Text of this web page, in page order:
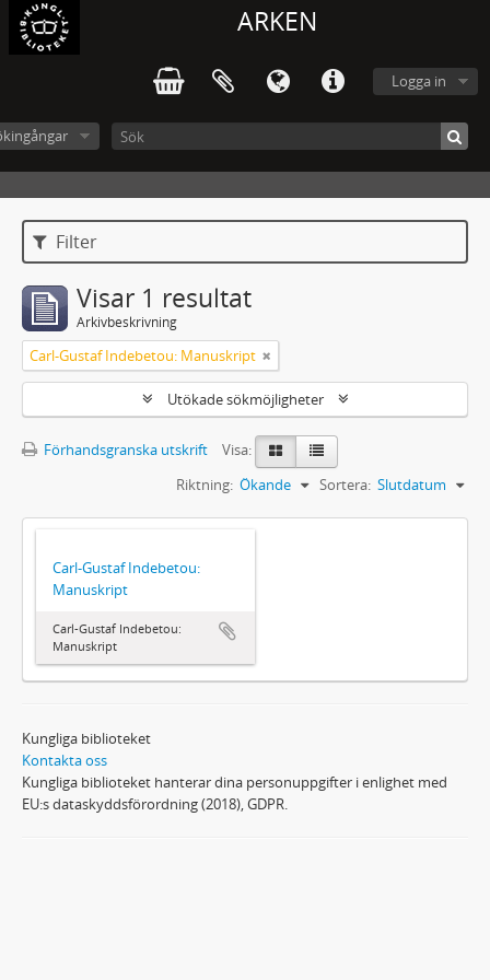
ARKEN
Logga in
Filter
Visar 1 resultat
Arkivbeskrivning
Carl-Gustaf Indebetou: Manuskript
Utökade sökmöjligheter
Förhandsgranska utskrift
Visa:
Sortera: Slutdatum
Riktning: Ökande
Carl-Gustaf Indebetou:
Manuskript
Carl-Gustaf Indebetou:
Manuskript
Kungliga biblioteket
Kontakta oss
Kungliga biblioteket hanterar dina personuppgifter i enlighet med
EU:s dataskyddsförordning (2018), GDPR.